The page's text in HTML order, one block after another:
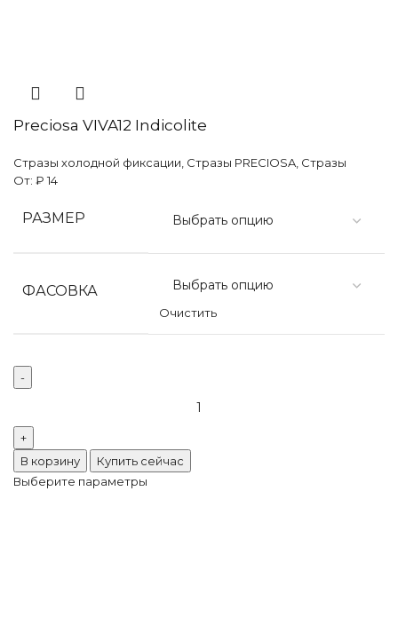
Preciosa VIVA12 Indicolite
Стразы холодной фиксации Стразы PRECIOSA Стразы
От: ₽ 14
РАЗМЕР
ФАСОВКА
Очистить
Preciosa
VIVA12
Indicolite
В корзину
Купить сейчас
Выберите параметры